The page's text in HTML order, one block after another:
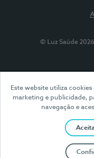
Este website utiliza
marketing e publicidade,
navegação e
© Luz Saúde